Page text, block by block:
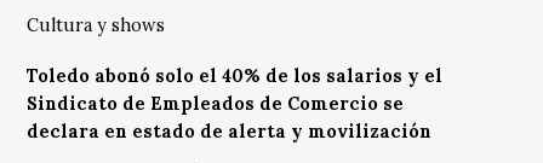
Cultura y shows
Toledo abonó solo el 40% de los salarios y el
Sindicato de Empleados de Comercio se
declara en estado de alerta y movilización